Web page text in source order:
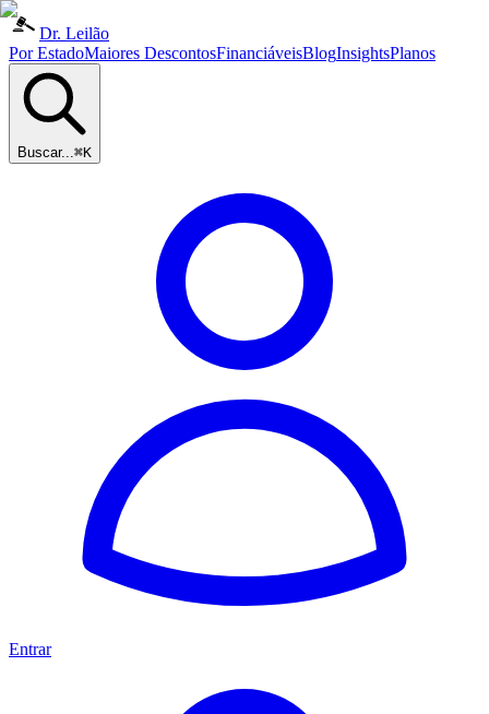
Dr. Leilão
Por EstadoMaiores DescontosFinanciáveisBlogInsightsPlanos
Buscar...⌘K
Entrar